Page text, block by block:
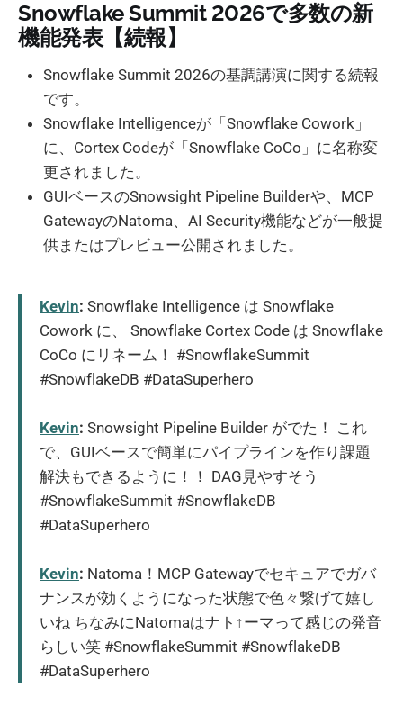
Snowflake Summit 2026で多数の新
機能発表【続報】
Snowflake Summit 2026の基調講演に関する続報
です。
Snowflake Intelligenceが「Snowflake Cowork」
に、Cortex Codeが「Snowflake CoCo」に名称変
更されました。
GUIベースのSnowsight Pipeline Builderや、MCP
GatewayのNatoma、AI Security機能などが一般提
供またはプレビュー公開されました。
Kevin: Snowflake Intelligence は Snowflake
Cowork に、 Snowflake Cortex Code は Snowflake
CoCo にリネーム！ #SnowflakeSummit
#SnowflakeDB #DataSuperhero
Kevin: Snowsight Pipeline Builder がでた！ これ
で、GUIベースで簡単にパイプラインを作り課題
解決もできるように！！ DAG見やすそう
#SnowflakeSummit #SnowflakeDB
#DataSuperhero
Kevin: Natoma！MCP Gatewayでセキュアでガバ
ナンスが効くようになった状態で色々繋げて嬉し
いね ちなみにNatomaはナト↑ーマって感じの発音
らしい笑 #SnowflakeSummit #SnowflakeDB
#DataSuperhero